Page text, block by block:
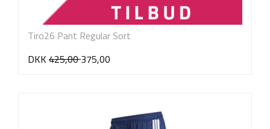
Tiro26 Pant Regular Sort
DKK 425,00375,00